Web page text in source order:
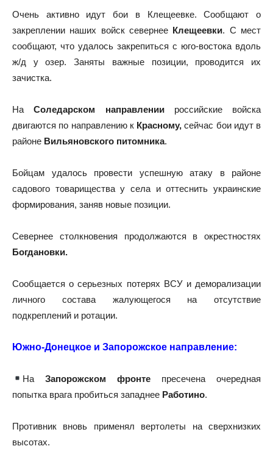
Очень активно идут бои в Клещеевке. Сообщают о
закреплении наших войск севернее Клещеевки. С мест
сообщают, что удалось закрепиться с юго-востока вдоль
ж/д у озер. Заняты важные позиции, проводится их
зачистка.
НаСоледарском направлениироссийские войска
двигаются по направлению к Красному,сейчас бои идут в
районе Вильяновского питомника.
Бойцам удалось провести успешную атаку в районе
садового товарищества у села и оттеснить украинские
формирования, заняв новые позиции.
Севернее столкновения продолжаются в окрестностях
Богдановки.
Сообщается о серьезных потерях ВСУ и деморализации
личного состава жалующегося на отсутствие
подкреплений и ротации.
Южно-Донецкое и Запорожское направление:
НаЗапорожском фронте пресечена очередная
попытка врага пробиться западнее Работино.
Противник вновь применял вертолеты на сверхнизких
высотах.